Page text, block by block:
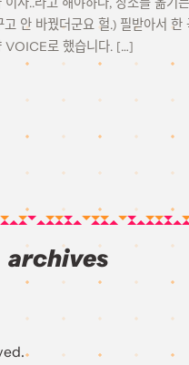
고 안 바꿨더군요 헐.) 필받아서
VOICE로 했습니다. […]
archives